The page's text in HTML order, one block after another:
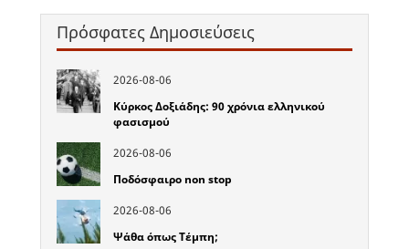
Πρόσφατες Δημοσιεύσεις
2026-08-06
Κύρκος Δοξιάδης: 90 χρόνια ελληνικού
φασισμού
2026-08-06
Ποδόσφαιρο non stop
2026-08-06
Ψάθα όπως Τέμπη;